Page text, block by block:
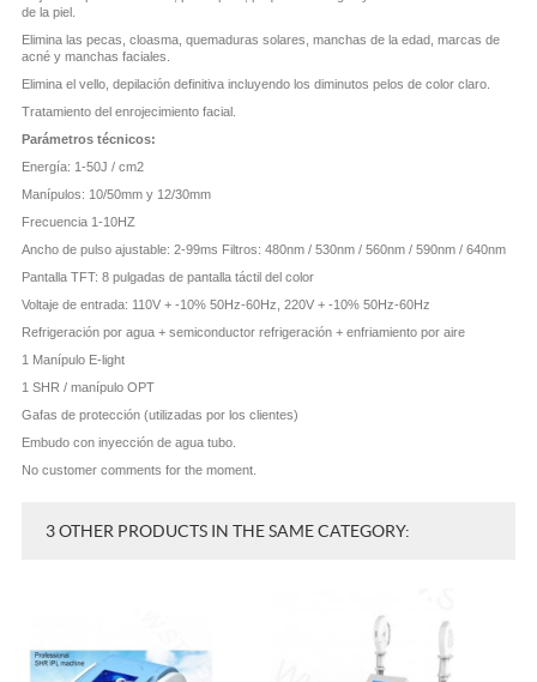
de la piel.
Elimina las pecas, cloasma, quemaduras solares, manchas de la edad, marcas de
acné y manchas faciales.
Elimina el vello, depilación definitiva incluyendo los diminutos pelos de color claro.
Tratamiento del enrojecimiento facial.
Parámetros técnicos:
Energía: 1-50J / cm2
Manípulos: 10/50mm y 12/30mm
Frecuencia 1-10HZ
Ancho de pulso ajustable: 2-99ms Filtros: 480nm / 530nm / 560nm / 590nm / 640nm
Pantalla TFT: 8 pulgadas de pantalla táctil del color
Voltaje de entrada: 110V + -10% 50Hz-60Hz, 220V + -10% 50Hz-60Hz
Refrigeración por agua + semiconductor refrigeración + enfriamiento por aire
1 Manípulo E-light
1 SHR / manípulo OPT
Gafas de protección (utilizadas por los clientes)
Embudo con inyección de agua tubo.
No customer comments for the moment.
3 OTHER PRODUCTS IN THE SAME CATEGORY: